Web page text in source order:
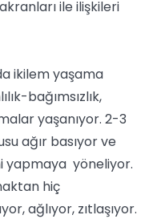
ile ilişkileri
ikilem yaşama
bağımsızlık,
yaşanıyor. 2-3
ağır basıyor ve
yapmaya yöneliyor.
hiç
ağlıyor, zıtlaşıyor.